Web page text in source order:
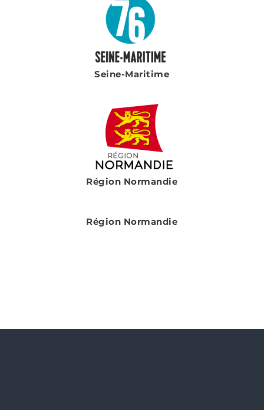
Seine-Maritime
Région Normandie
Région Normandie